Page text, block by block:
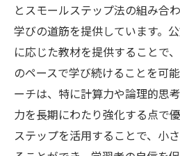
とスモールステップ法の組み合
学びの道筋を提供しています。
に応じた教材を提供することで
のペースで学び続けることを可
ーチは、特に計算力や論理的思
力を長期にわたり強化する点で
ステップを活用することで、小